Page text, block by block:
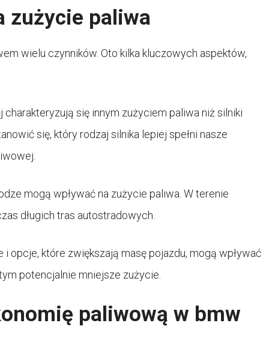
zużycie paliwa
wielu czynników. Oto kilka kluczowych aspektów,
się innym zużyciem paliwa niż silniki
się, który rodzaj silnika lepiej spełni nasze
mogą wpływać na zużycie paliwa. W terenie
długich tras autostradowych.
opcje, które zwiększają masę pojazdu, mogą wpływać
potencjalnie mniejsze zużycie.
paliwową w bmw